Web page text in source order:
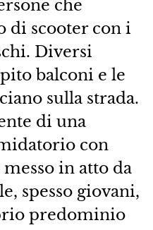
che
di scooter con i
Diversi
balconi e le
sulla strada.
di una
con
in atto da
spesso giovani,
predominio